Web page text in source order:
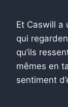
Et Caswill a
qui
qu’ils
mêmes en
sentiment